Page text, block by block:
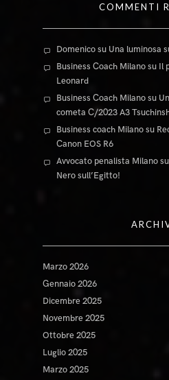
COMMENTI
Domenicosu Una luminosa
Business Coach Milanosu Il
Leonard
Business Coach Milanosu
cometa C/2023 A3
Business coach Milanosu
Canon EOS R6
Avvocato penalista Milano
Nero sull’Egitto!
Marzo 2026
Gennaio 2026
Dicembre 2025
Novembre 2025
Ottobre 2025
Luglio 2025
Marzo 2025